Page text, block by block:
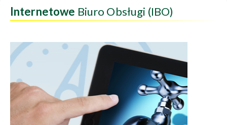
Internetowe Biuro Obsługi (IBO)